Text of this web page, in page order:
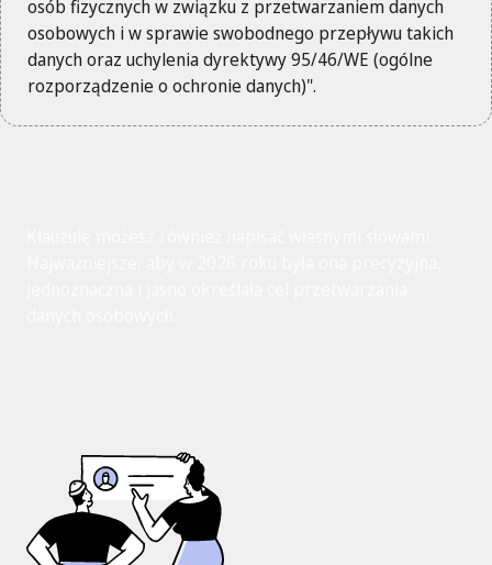
osób fizycznych w związku z przetwarzaniem danych
osobowych i w sprawie swobodnego przepływu takich
danych oraz uchylenia dyrektywy 95/46/WE (ogólne
rozporządzenie o ochronie danych)".